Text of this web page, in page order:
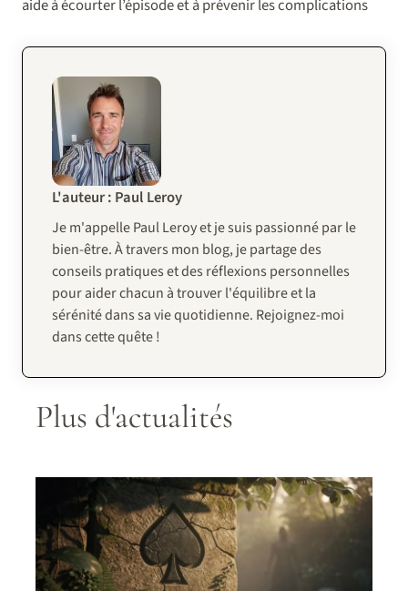
aide à écourter l’épisode et à prévenir les complications
L'auteur : Paul Leroy
Je m'appelle Paul Leroy et je suis passionné par le
bien-être. À travers mon blog, je partage des
conseils pratiques et des réflexions personnelles
pour aider chacun à trouver l'équilibre et la
sérénité dans sa vie quotidienne. Rejoignez-moi
dans cette quête !
Plus d'actualités